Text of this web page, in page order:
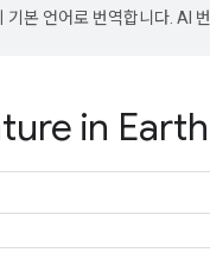
본 언어로 번역합니다. AI
in